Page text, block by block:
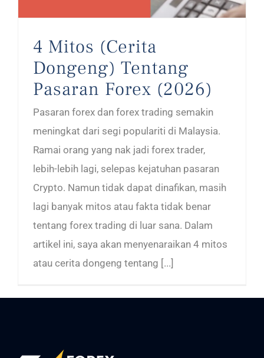
4 Mitos (Cerita
Dongeng) Tentang
Pasaran Forex (2026)
Pasaran forex dan forex trading semakin
meningkat dari segi populariti di Malaysia.
Ramai orang yang nak jadi forex trader,
lebih-lebih lagi, selepas kejatuhan pasaran
Crypto. Namun tidak dapat dinafikan, masih
lagi banyak mitos atau fakta tidak benar
tentang forex trading di luar sana. Dalam
artikel ini, saya akan menyenaraikan 4 mitos
atau cerita dongeng tentang [...]